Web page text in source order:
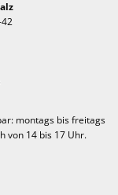
montags bis freitags
von 14 bis 17 Uhr.